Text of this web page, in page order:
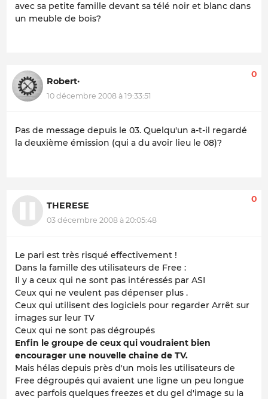
avec sa petite famille devant sa télé noir et blanc dans
un meuble de bois?
Robert·
10 décembre 2008 à 19:33:51
0
Pas de message depuis le 03. Quelqu'un a-t-il regardé
la deuxième émission (qui a du avoir lieu le 08)?
THERESE
03 décembre 2008 à 20:05:48
0
Le pari est très risqué effectivement !
Dans la famille des utilisateurs de Free :
Il y a ceux qui ne sont pas intéressés par ASI
Ceux qui ne veulent pas dépenser plus .
Ceux qui utilisent des logiciels pour regarder Arrêt sur
images sur leur TV
Ceux qui ne sont pas dégroupés
Enfin le groupe de ceux qui voudraient bien
encourager une nouvelle chaine de TV.
Mais hélas depuis près d'un mois les utilisateurs de
Free dégroupés qui avaient une ligne un peu longue
avec parfois quelques freezes et du gel d'image su la